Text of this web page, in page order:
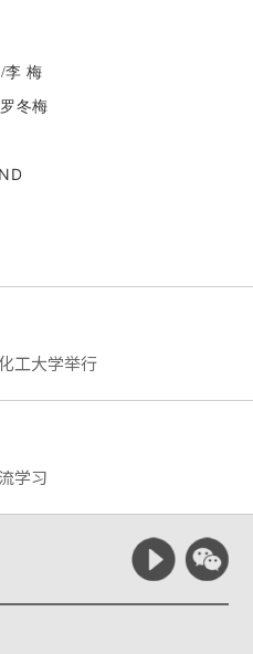
李 梅
冬梅
工大学举行
学习